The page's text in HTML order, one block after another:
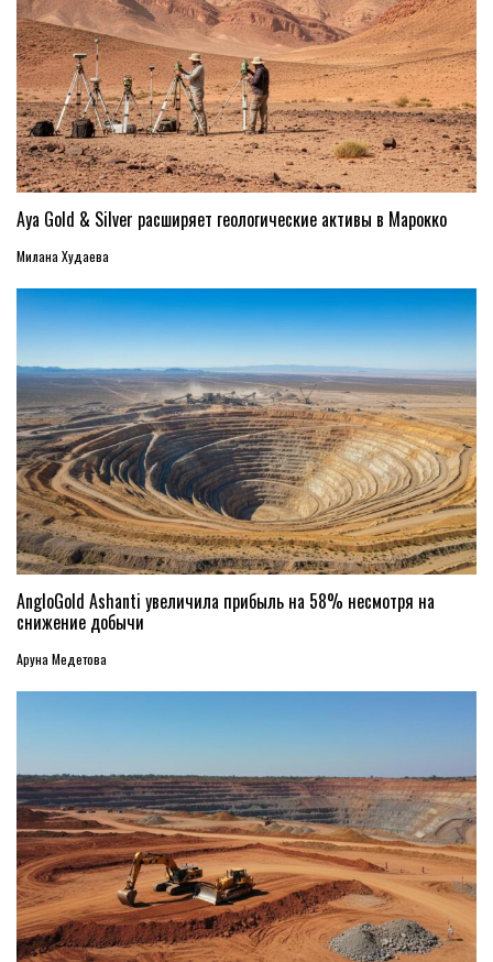
Aya Gold & Silver расширяет геологические активы в Марокко
Милана Худаева
AngloGold Ashanti увеличила прибыль на 58% несмотря на
снижение добычи
Аруна Медетова